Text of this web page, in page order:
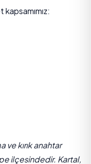
ve kırık anahtar
ilçesindedir. Kartal,